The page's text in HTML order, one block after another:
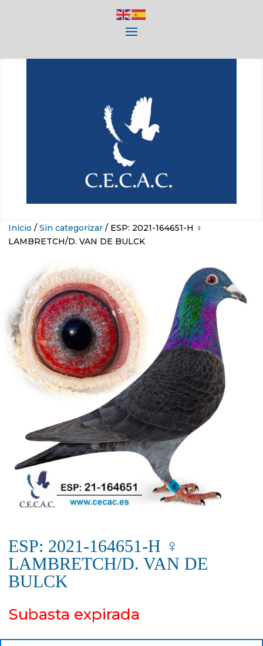
Inicio / Sin categorizar / ESP: 2021-164651-H ♀
LAMBRETCH/D. VAN DE BULCK
ESP: 2021-164651-H ♀
LAMBRETCH/D. VAN DE
BULCK
Subasta expirada